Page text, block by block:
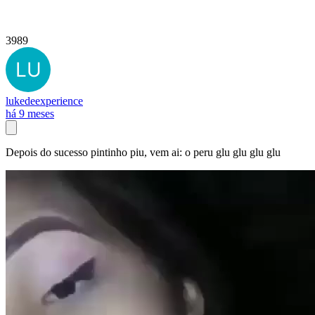
3989
lukedeexperience
há 9 meses
Depois do sucesso pintinho piu, vem ai: o peru glu glu glu glu